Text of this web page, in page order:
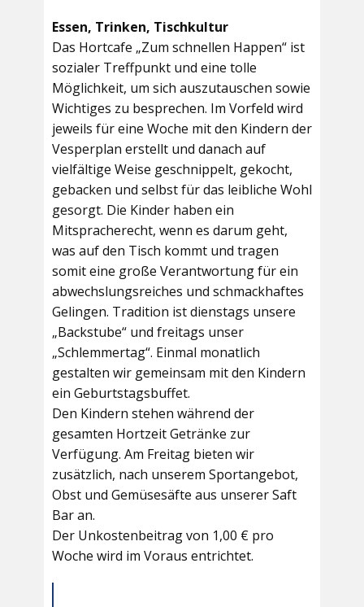
Essen, Trinken, Tischkultur
Das Hortcafe „Zum schnellen Happen“ ist
sozialer Treffpunkt und eine tolle
Möglichkeit, um sich auszutauschen sowie
Wichtiges zu besprechen. Im Vorfeld wird
jeweils für eine Woche mit den Kindern der
Vesperplan erstellt und danach auf
vielfältige Weise geschnippelt, gekocht,
gebacken und selbst für das leibliche Wohl
gesorgt. Die Kinder haben ein
Mitspracherecht, wenn es darum geht,
was auf den Tisch kommt und tragen
somit eine große Verantwortung für ein
abwechslungsreiches und schmackhaftes
Gelingen. Tradition ist dienstags unsere
„Backstube“ und freitags unser
„Schlemmertag“. Einmal monatlich
gestalten wir gemeinsam mit den Kindern
ein Geburtstagsbuffet.
Den Kindern stehen während der
gesamten Hortzeit Getränke zur
Verfügung. Am Freitag bieten wir
zusätzlich, nach unserem Sportangebot,
Obst und Gemüsesäfte aus unserer Saft
Bar an.
Der Unkostenbeitrag von 1,00 € pro
Woche wird im Voraus entrichtet.